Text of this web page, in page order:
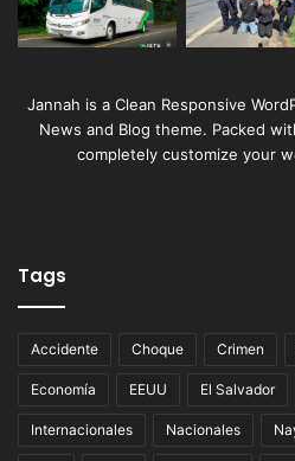
Jannah is a Clean Responsive
News and Blog theme. Packed
completely customize your
Tags
Accidente Choque Crimen
Economía EEUU El Salvador
Internacionales Nacionales